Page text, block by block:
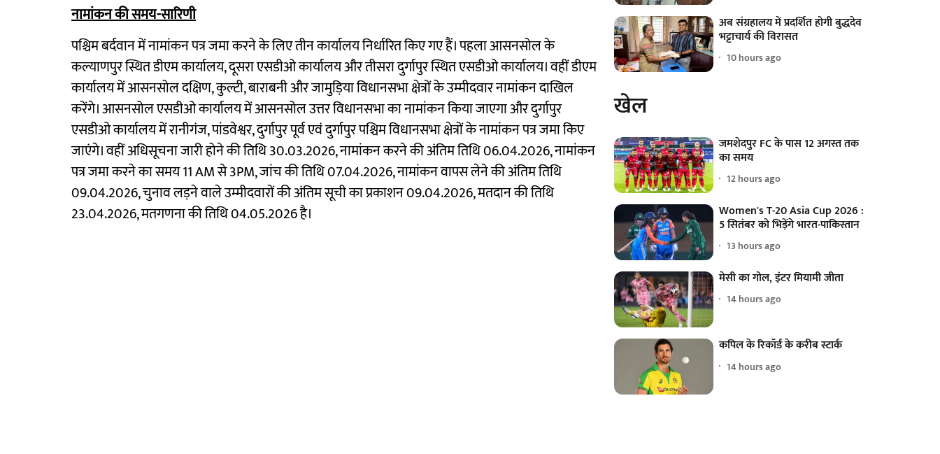
नामांकन की समय-सारिणी
पश्चिम बर्दवान में नामांकन पत्र जमा करने के लिए तीन कार्यालय निर्धारित किए गए हैं। पहला आसनसोल के
कल्याणपुर स्थित डीएम कार्यालय, दूसरा एसडीओ कार्यालय और तीसरा दुर्गापुर स्थित एसडीओ कार्यालय। वहीं डीएम
कार्यालय में आसनसोल दक्षिण, कुल्टी, बाराबनी और जामुड़िया विधानसभा क्षेत्रों के उम्मीदवार नामांकन दाखिल
करेंगे। आसनसोल एसडीओ कार्यालय में आसनसोल उत्तर विधानसभा का नामांकन किया जाएगा और दुर्गापुर
एसडीओ कार्यालय में रानीगंज, पांडवेश्वर, दुर्गापुर पूर्व एवं दुर्गापुर पश्चिम विधानसभा क्षेत्रों के नामांकन पत्र जमा किए
जाएंगे। वहीं अधिसूचना जारी होने की तिथि 30.03.2026, नामांकन करने की अंतिम तिथि 06.04.2026, नामांकन
पत्र जमा करने का समय 11 AM से 3PM, जांच की तिथि 07.04.2026, नामांकन वापस लेने की अंतिम तिथि
09.04.2026, चुनाव लड़ने वाले उम्मीदवारों की अंतिम सूची का प्रकाशन 09.04.2026, मतदान की तिथि
23.04.2026, मतगणना की तिथि 04.05.2026 है।
अब संग्रहालय में प्रदर्शित होगी बुद्धदेव
भट्टाचार्य की विरासत
10 hours ago
खेल
जमशेदपुर FC के पास 12 अगस्त तक
का समय
12 hours ago
Women's T-20 Asia Cup 2026 :
5 सितंबर को भिड़ेंगे भारत-पाकिस्तान
13 hours ago
मेसी का गोल, इंटर मियामी जीता
14 hours ago
कपिल के रिकॉर्ड के करीब स्टार्क
14 hours ago